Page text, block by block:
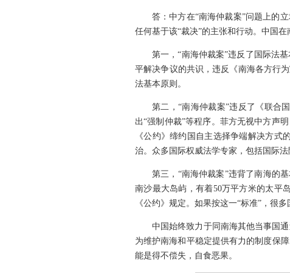
答：中方在“南海仲裁案”问题上的
任何基于该“裁决”的主张和行动。中国
第一，“南海仲裁案”违反了国际法
平解决争议的共识，违反《南海各方行
法基本原则。
第二，“南海仲裁案”违反了《联合
出“强制仲裁”等程序。菲方无视中方声
《公约》缔约国自主选择争端解决方
治。众多国际权威法学专家，包括国际
第三，“南海仲裁案”违背了南海的
南沙最大岛屿，有着50万平方米的太平
《公约》规定。如果按这一“标准”，很
中国始终致力于同南海其他当事国
为维护南海和平稳定提供有力的制度保
能是得不偿失，自食恶果。